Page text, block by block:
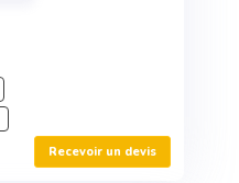
Recevoir un devis